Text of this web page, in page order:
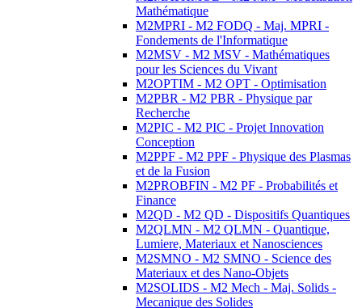
Mathématique
M2MPRI - M2 FODQ - Maj. MPRI -
Fondements de l'Informatique
M2MSV - M2 MSV - Mathématiques
pour les Sciences du Vivant
M2OPTIM - M2 OPT - Optimisation
M2PBR - M2 PBR - Physique par
Recherche
M2PIC - M2 PIC - Projet Innovation
Conception
M2PPF - M2 PPF - Physique des Plasmas
et de la Fusion
M2PROBFIN - M2 PF - Probabilités et
Finance
M2QD - M2 QD - Dispositifs Quantiques
M2QLMN - M2 QLMN - Quantique,
Lumiere, Materiaux et Nanosciences
M2SMNO - M2 SMNO - Science des
Materiaux et des Nano-Objets
M2SOLIDS - M2 Mech - Maj. Solids -
Mecanique des Solides